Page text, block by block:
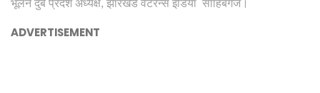
भूलन दुबे प्रदेश अध्यक्ष, झारखंड वेटरन्स इंडिया साहिबगंज।
ADVERTISEMENT